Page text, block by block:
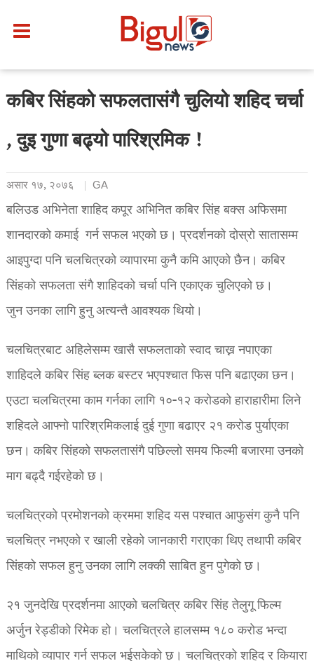
कबिर सिंहको सफलतासंगै चुलियो शहिद चर्चा
, दुइ गुणा बढ्यो पारिश्रमिक !
असार १७, २०७६ GA
बलिउड अभिनेता शाहिद कपूर अभिनित कबिर सिंह बक्स अफिसमा
शानदारको कमाई गर्न सफल भएको छ। प्रदर्शनको दोस्रो सातासम्म
आइपुग्दा पनि चलचित्रको व्यापारमा कुनै कमि आएको छैन। कबिर
सिंहको सफलता संगै शाहिदको चर्चा पनि एकाएक चुलिएको छ।
जुन उनका लागि हुनु अत्यन्तै आवश्यक थियो।
चलचित्रबाट अहिलेसम्म खासै सफलताको स्वाद चाख्न नपाएका
शाहिदले कबिर सिंह ब्लक बस्टर भएपश्चात फिस पनि बढाएका छन।
एउटा चलचित्रमा काम गर्नका लागि १०-१२ करोडको हाराहारीमा लिने
शहिदले आफ्नो पारिश्रमिकलाई दुई गुणा बढाएर २१ करोड पुर्याएका
छन। कबिर सिंहको सफलतासंगै पछिल्लो समय फिल्मी बजारमा उनको
माग बढ्दै गईरहेको छ।
चलचित्रको प्रमोशनको क्रममा शहिद यस पश्चात आफुसंग कुनै पनि
चलचित्र नभएको र खाली रहेको जानकारी गराएका थिए तथापी कबिर
सिंहको सफल हुनु उनका लागि लक्की साबित हुन पुगेको छ।
२१ जुनदेखि प्रदर्शनमा आएको चलचित्र कबिर सिंह तेलुगू फिल्म
अर्जुन रेड्डीको रिमेक हो। चलचित्रले हालसम्म १८० करोड भन्दा
माथिको व्यापार गर्न सफल भईसकेको छ। चलचित्रको शहिद र कियारा